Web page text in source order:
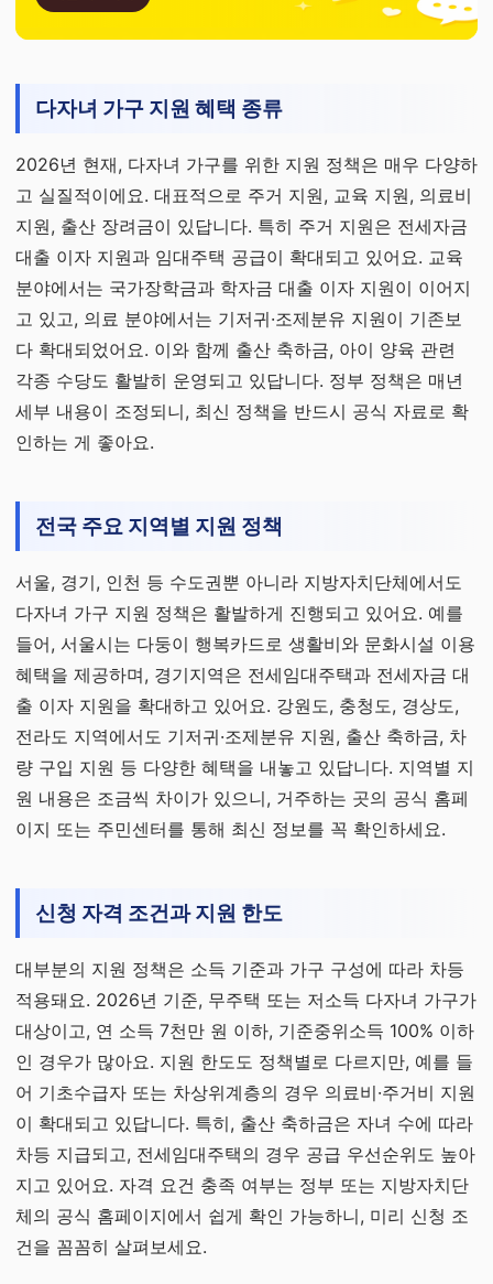
다자녀 가구 지원 혜택 종류
2026년 현재, 다자녀 가구를 위한 지원 정책은 매우 다양하
고 실질적이에요. 대표적으로 주거 지원, 교육 지원, 의료비
지원, 출산 장려금이 있답니다. 특히 주거 지원은 전세자금
대출 이자 지원과 임대주택 공급이 확대되고 있어요. 교육
분야에서는 국가장학금과 학자금 대출 이자 지원이 이어지
고 있고, 의료 분야에서는 기저귀·조제분유 지원이 기존보
다 확대되었어요. 이와 함께 출산 축하금, 아이 양육 관련
각종 수당도 활발히 운영되고 있답니다. 정부 정책은 매년
세부 내용이 조정되니, 최신 정책을 반드시 공식 자료로 확
인하는 게 좋아요.
전국 주요 지역별 지원 정책
서울, 경기, 인천 등 수도권뿐 아니라 지방자치단체에서도
다자녀 가구 지원 정책은 활발하게 진행되고 있어요. 예를
들어, 서울시는 다둥이 행복카드로 생활비와 문화시설 이용
혜택을 제공하며, 경기지역은 전세임대주택과 전세자금 대
출 이자 지원을 확대하고 있어요. 강원도, 충청도, 경상도,
전라도 지역에서도 기저귀·조제분유 지원, 출산 축하금, 차
량 구입 지원 등 다양한 혜택을 내놓고 있답니다. 지역별 지
원 내용은 조금씩 차이가 있으니, 거주하는 곳의 공식 홈페
이지 또는 주민센터를 통해 최신 정보를 꼭 확인하세요.
신청 자격 조건과 지원 한도
대부분의 지원 정책은 소득 기준과 가구 구성에 따라 차등
적용돼요. 2026년 기준, 무주택 또는 저소득 다자녀 가구가
대상이고, 연 소득 7천만 원 이하, 기준중위소득 100% 이하
인 경우가 많아요. 지원 한도도 정책별로 다르지만, 예를 들
어 기초수급자 또는 차상위계층의 경우 의료비·주거비 지원
이 확대되고 있답니다. 특히, 출산 축하금은 자녀 수에 따라
차등 지급되고, 전세임대주택의 경우 공급 우선순위도 높아
지고 있어요. 자격 요건 충족 여부는 정부 또는 지방자치단
체의 공식 홈페이지에서 쉽게 확인 가능하니, 미리 신청 조
건을 꼼꼼히 살펴보세요.